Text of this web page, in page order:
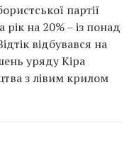
партії
рік на 20% – із понад
відбувався на
уряду Кіра
з лівим крилом